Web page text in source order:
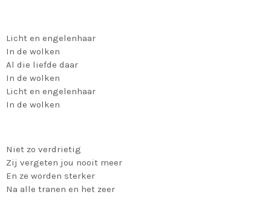
Licht en engelenhaar
In de wolken
Al die liefde daar
In de wolken
Licht en engelenhaar
In de wolken
Niet zo verdrietig
Zij vergeten jou nooit meer
En ze worden sterker
Na alle tranen en het zeer